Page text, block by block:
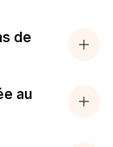
de
au